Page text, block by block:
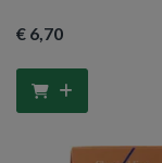
€ 6,70